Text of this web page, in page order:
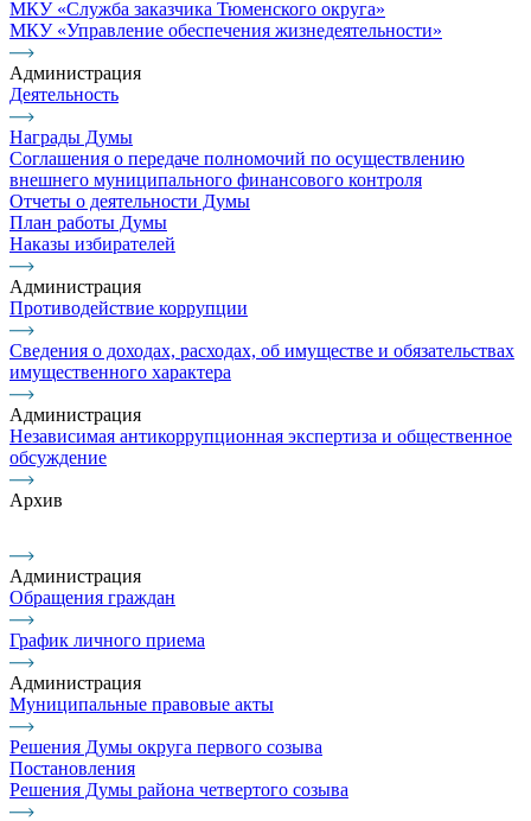
МКУ «Служба заказчика Тюменского округа»
МКУ «Управление обеспечения жизнедеятельности»
Администрация
Деятельность
Награды Думы
Соглашения о передаче полномочий по осуществлению
внешнего муниципального финансового контроля
Отчеты о деятельности Думы
План работы Думы
Наказы избирателей
Администрация
Противодействие коррупции
Сведения о доходах, расходах, об имуществе и обязательствах
имущественного характера
Администрация
Независимая антикоррупционная экспертиза и общественное
обсуждение
Архив
Администрация
Обращения граждан
График личного приема
Администрация
Муниципальные правовые акты
Решения Думы округа первого созыва
Постановления
Решения Думы района четвертого созыва